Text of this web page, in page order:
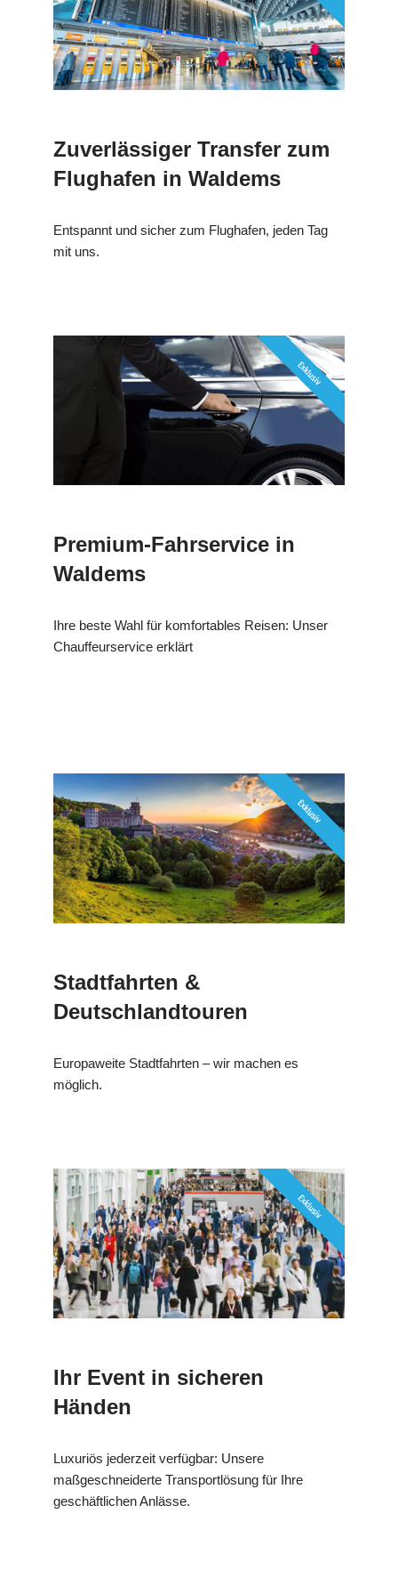
Zuverlässiger Transfer zum
Flughafen in Waldems
Entspannt und sicher zum Flughafen, jeden Tag
mit uns.
Premium-Fahrservice in
Waldems
Ihre beste Wahl für komfortables Reisen: Unser
Chauffeurservice erklärt
Stadtfahrten &
Deutschlandtouren
Europaweite Stadtfahrten – wir machen es
möglich.
Ihr Event in sicheren
Händen
Luxuriös jederzeit verfügbar: Unsere
maßgeschneiderte Transportlösung für Ihre
geschäftlichen Anlässe.